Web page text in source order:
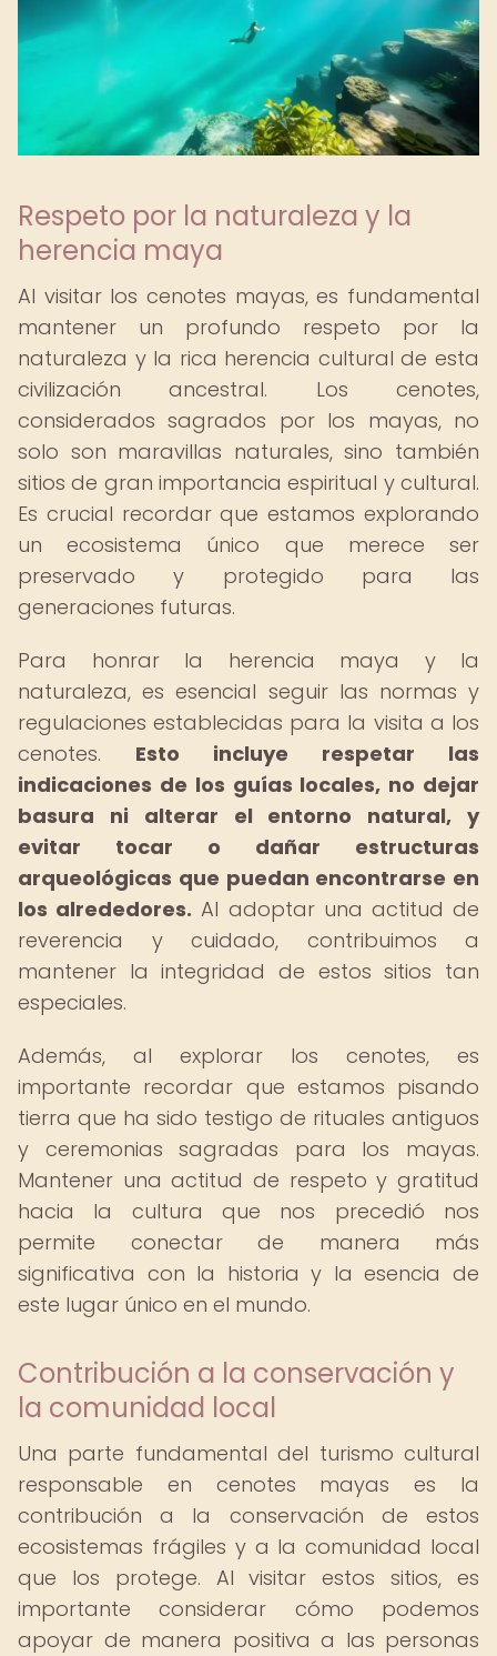
Respeto por la naturaleza y la
herencia maya
Al visitar los cenotes mayas, es fundamental
mantener un profundo respeto por la
naturaleza y la rica herencia cultural de esta
civilización ancestral. Los cenotes,
considerados sagrados por los mayas, no
solo son maravillas naturales, sino también
sitios de gran importancia espiritual y cultural.
Es crucial recordar que estamos explorando
un ecosistema único que merece ser
preservado y protegido para las
generaciones futuras.
Para honrar la herencia maya y la
naturaleza, es esencial seguir las normas y
regulaciones establecidas para la visita a los
cenotes. Esto incluye respetar las
indicaciones de los guías locales, no dejar
basura ni alterar el entorno natural, y
evitar tocar o dañar estructuras
arqueológicas que puedan encontrarse en
los alrededores. Al adoptar una actitud de
reverencia y cuidado, contribuimos a
mantener la integridad de estos sitios tan
especiales.
Además, al explorar los cenotes, es
importante recordar que estamos pisando
tierra que ha sido testigo de rituales antiguos
y ceremonias sagradas para los mayas.
Mantener una actitud de respeto y gratitud
hacia la cultura que nos precedió nos
permite conectar de manera más
significativa con la historia y la esencia de
este lugar único en el mundo.
Contribución a la conservación y
la comunidad local
Una parte fundamental del turismo cultural
responsable en cenotes mayas es la
contribución a la conservación de estos
ecosistemas frágiles y a la comunidad local
que los protege. Al visitar estos sitios, es
importante considerar cómo podemos
apoyar de manera positiva a las personas